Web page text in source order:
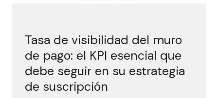
Tasa de visibilidad del muro
de pago: el KPI esencial que
debe seguir en su estrategia
de suscripción